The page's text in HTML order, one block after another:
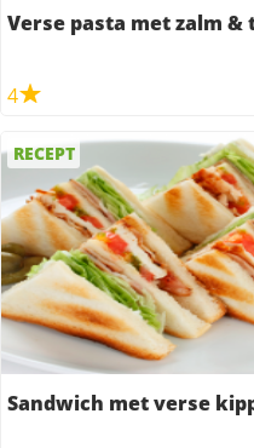
Verse pasta met zalm &
4
RECEPT
Sandwich met verse